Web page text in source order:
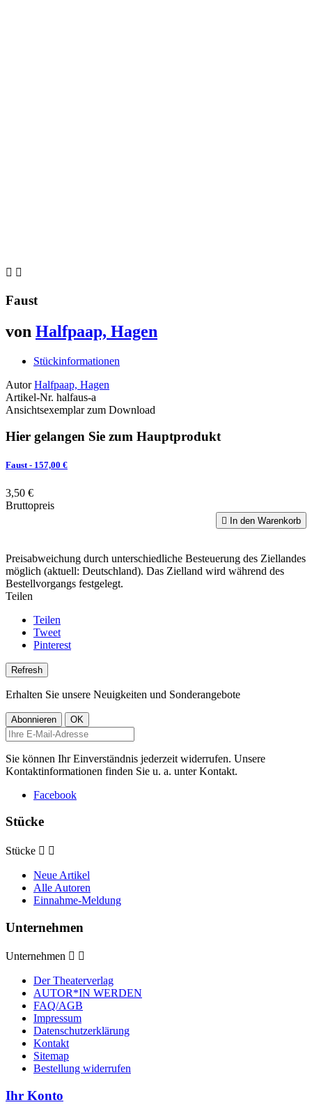
 
Faust
von Halfpaap, Hagen
Stückinformationen
Autor Halfpaap, Hagen
Artikel-Nr. halfaus-a
Ansichtsexemplar zum Download
Hier gelangen Sie zum Hauptprodukt
Faust- 157,00 €
3,50 €
Bruttopreis
 In den Warenkorb
Preisabweichung durch unterschiedliche Besteuerung des Ziellandes
möglich (aktuell: Deutschland). Das Zielland wird während des
Bestellvorgangs festgelegt.
Teilen
Teilen
Tweet
Pinterest
Erhalten Sie unsere Neuigkeiten und Sonderangebote
Sie können Ihr Einverständnis jederzeit widerrufen. Unsere
Kontaktinformationen finden Sie u. a. unter Kontakt.
Facebook
Stücke
Stücke  
Neue Artikel
Alle Autoren
Einnahme-Meldung
Unternehmen
Unternehmen  
Der Theaterverlag
AUTOR*IN WERDEN
FAQ/AGB
Impressum
Datenschutzerklärung
Kontakt
Sitemap
Bestellung widerrufen
Ihr Konto